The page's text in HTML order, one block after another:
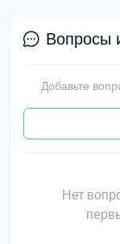
Вопросы
Добавьте
Нет